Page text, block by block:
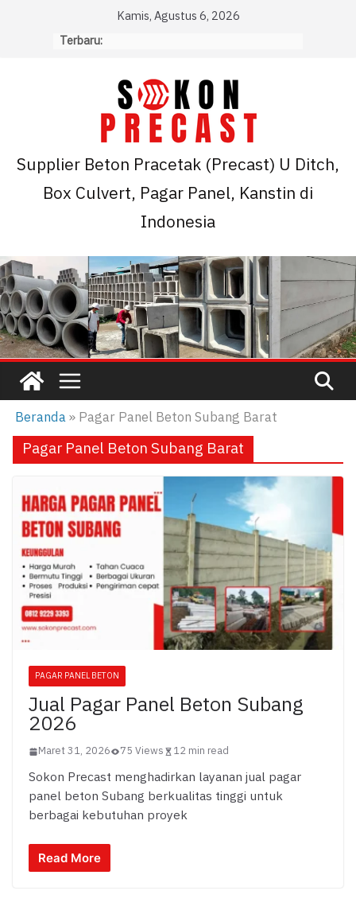
Kamis, Agustus 6, 2026
Terbaru:
Supplier Beton Pracetak (Precast) U Ditch,
Box Culvert, Pagar Panel, Kanstin di
Indonesia
Beranda» Pagar Panel Beton Subang Barat
Pagar Panel Beton Subang Barat
PAGAR PANEL BETON
Jual Pagar Panel Beton Subang
2026
Maret 31, 2026 75 Views 12 min read
Sokon Precast menghadirkan layanan jual pagar
panel beton Subang berkualitas tinggi untuk
berbagai kebutuhan proyek
Read More